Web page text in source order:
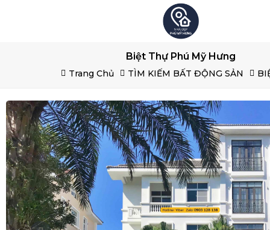
Biệt Thự Phú Mỹ Hưng
Trang Chủ TÌM KIẾM BẤT ĐỘNG SẢN